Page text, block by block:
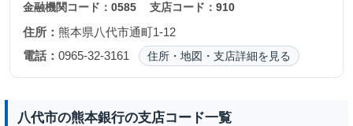
金融機関コード： 0585 支店コード：910
住所： 熊本県八代市通町1-12
電話： 0965-32-3161 住所・地図・支店詳細を見る
八代市の熊本銀行の支店コード一覧